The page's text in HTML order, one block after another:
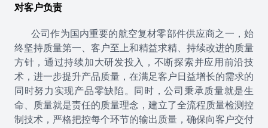
对客户负责
公司作为国内重要的航空复材零部件供应商之一，始
终坚持质量第一、客户至上和精益求精、持续改进的质量
方针，通过持续加大研发投入，不断探索并应用前沿技
术，进一步提升产品质量，在满足客户日益增长的需求的
同时努力实现产品零缺陷。同时，公司秉承质量就是生
命、质量就是责任的质量理念，建立了全流程质量检测控
制技术，严格把控每个环节的输出质量，确保向客户交付